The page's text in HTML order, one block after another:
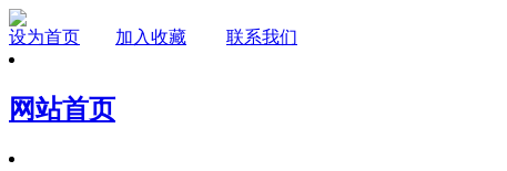
设为首页 加入收藏 联系我们
网站首页